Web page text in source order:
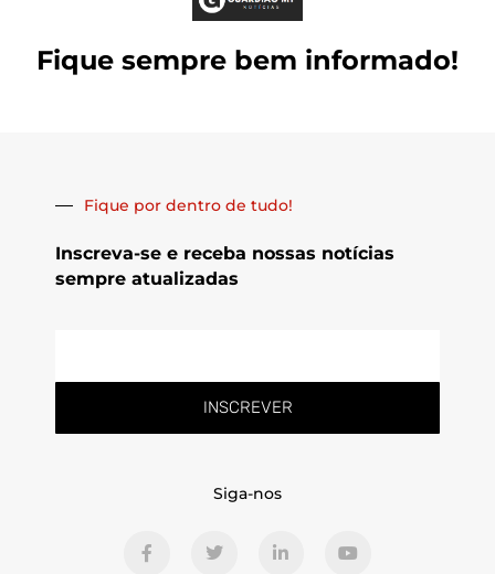
Fique sempre bem informado!
Fique por dentro de tudo!
Inscreva-se e receba nossas notícias
sempre atualizadas
INSCREVER
Siga-nos
a
w
i
o